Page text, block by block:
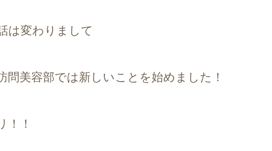
は変わりまして
問美容部では新しいことを始めました！
！！